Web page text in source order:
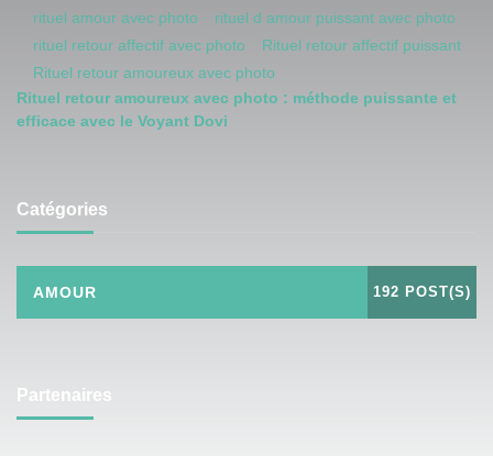
rituel amour avec photo
rituel d amour puissant avec photo
rituel retour affectif avec photo
Rituel retour affectif puissant
Rituel retour amoureux avec photo
Rituel retour amoureux avec photo : méthode puissante et
efficace avec le Voyant Dovi
Catégories
AMOUR 192 POST(S)
Partenaires